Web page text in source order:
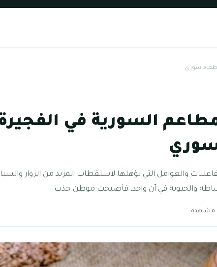
طعام سوري
السورية في
والعوامل التي تؤهلها لاستقطاب المزيد من الزوار
والحيوية في آن واحد، فأصبحت موطن جذب